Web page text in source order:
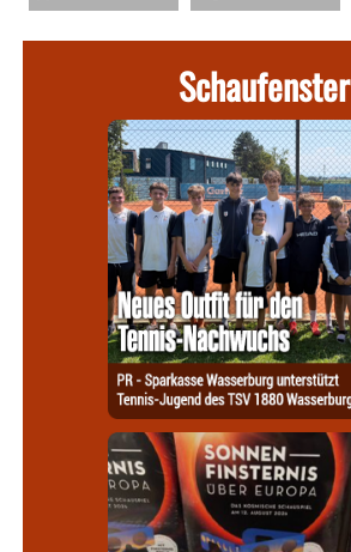
Schaufenster